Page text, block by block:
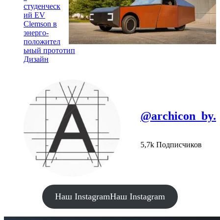
студенческ
ий EV
Clemson в
энерго-
положител
ьный прототип
Дизайн
@archicon_by.
5,7k Подписчиков
Наш InstagramНаш Instagram